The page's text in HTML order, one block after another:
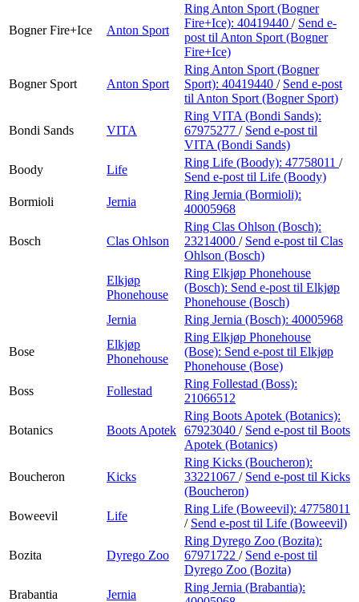
Bogner Fire+Ice Anton Sport
Ring Anton Sport (Bogner
Fire+Ice): 40419440 / Send e-
post til Anton Sport (Bogner
Fire+Ice)
Bogner Sport Anton Sport
Ring Anton Sport (Bogner
Sport): 40419440 / Send e-post
til Anton Sport (Bogner Sport)
Bondi Sands VITA
Ring VITA (Bondi Sands):
67975277 / Send e-post til
VITA (Bondi Sands)
Boody
Life
Ring Life (Boody): 47758011 /
Send e-post til Life (Boody)
Bormioli
Jernia
Ring Jernia (Bormioli):
40005968
Bosch Clas Ohlson
Ring Clas Ohlson (Bosch):
23214000 / Send e-post til Clas
Ohlson (Bosch)
Elkjøp
Phonehouse
Ring Elkjøp Phonehouse
(Bosch): Send e-post til Elkjøp
Phonehouse (Bosch)
Jernia
Ring Jernia (Bosch): 40005968
Bose
Elkjøp
Phonehouse
Ring Elkjøp Phonehouse
(Bose): Send e-post til Elkjøp
Phonehouse (Bose)
Boss
Follestad
Ring Follestad (Boss):
21066512
Botanics Boots Apotek
Ring Boots Apotek (Botanics):
67923040 / Send e-post til Boots
Apotek (Botanics)
Boucheron Kicks
Ring Kicks (Boucheron):
33221067 / Send e-post til Kicks
(Boucheron)
Boweevil
Life
Ring Life (Boweevil): 47758011
/ Send e-post til Life (Boweevil)
Bozita Dyrego Zoo
Ring Dyrego Zoo (Bozita):
67971722 / Send e-post til
Dyrego Zoo (Bozita)
Brabantia
Jernia
Ring Jernia (Brabantia):